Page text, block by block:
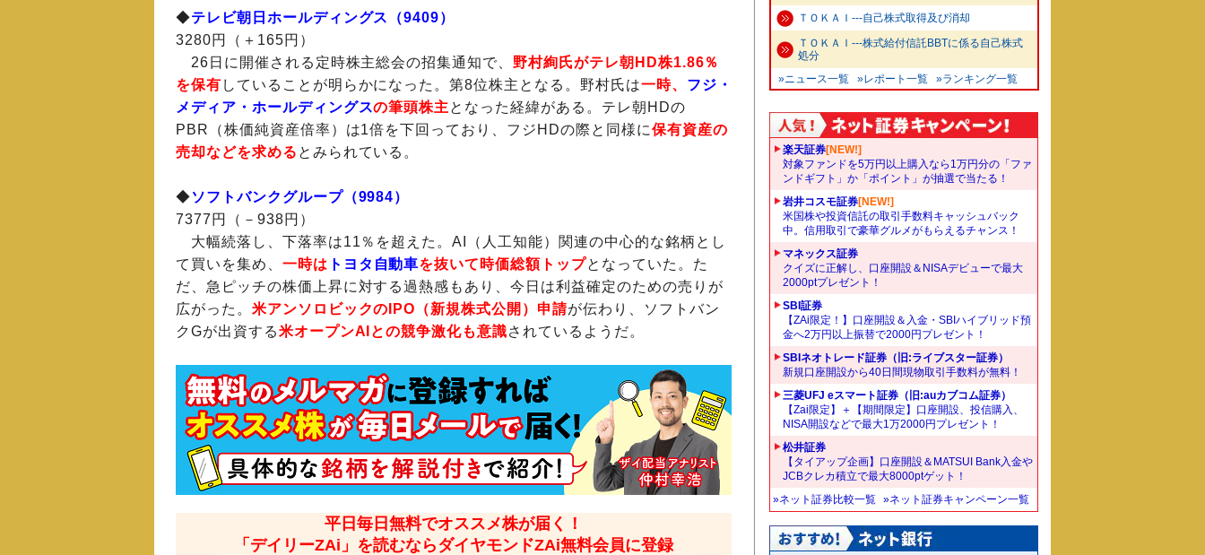
◆テレビ朝日ホールディングス（9409）
3280円（＋165円）
26日に開催される定時株主総会の招集通知で、 野村絢氏がテレ朝HD株1.86％
を保有 していることが明らかになった。第8位株主となる。野村氏は一時、 フジ・
メディア・ホールディングスの筆頭株主となった経緯がある。テレ朝HDの
PBR（株価純資産倍率）は1倍を下回っており、フジHDの際と同様に保有資産の
売却などを求める とみられている。
◆ソフトバンクグループ（9984）
7377円（－938円）
大幅続落し、下落率は11％を超えた。AI（人工知能）関連の中心的な銘柄とし
て買いを集め、 一時は トヨタ自動車を抜いて時価総額トップとなっていた。た
だ、急ピッチの株価上昇に対する過熱感もあり、今日は利益確定のための売りが
広がった。 米アンソロビックのIPO（新規株式公開）申請が伝わり、ソフトバン
クGが出資する米オープンAIとの競争激化も意識されているようだ。
平日毎日無料でオススメ株が届く！
「デイリーZAi」を読むならダイヤモンドZAi無料会員に登録
ＴＯＫＡＩ---自己株式取得及び消却
ＴＯＫＡＩ---株式給付信託BBTに係る自己株式
処分
»ニュース一覧
»レポート一覧 »ランキング一覧
楽天証券[NEW!]
対象ファンドを5万円以上購入なら1万円分の「ファ
ンドギフト」か「ポイント」が抽選で当たる！
岩井コスモ証券[NEW!]
米国株や投資信託の取引手数料キャッシュバック
中。信用取引で豪華グルメがもらえるチャンス！
マネックス証券
クイズに正解し、口座開設＆NISAデビューで最大
2000ptプレゼント！
SBI証券
【ZAi限定！】口座開設＆入金・SBIハイブリッド預
金へ2万円以上振替で2000円プレゼント！
SBIネオトレード証券（旧:ライブスター証券）
新規口座開設から40日間現物取引手数料が無料！
三菱UFJ eスマート証券（旧:auカブコム証券）
【Zai限定】＋【期間限定】口座開設、投信購入、
NISA開設などで最大1万2000円プレゼント！
松井証券
【タイアップ企画】口座開設＆MATSUI Bank入金や
JCBクレカ積立で最大8000ptゲット！
»ネット証券比較一覧 »ネット証券キャンペーン一覧